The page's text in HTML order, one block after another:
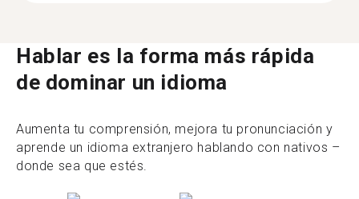
Hablar es la forma más rápida
de dominar un idioma
Aumenta tu comprensión, mejora tu pronunciación y
aprende un idioma extranjero hablando con nativos –
donde sea que estés.